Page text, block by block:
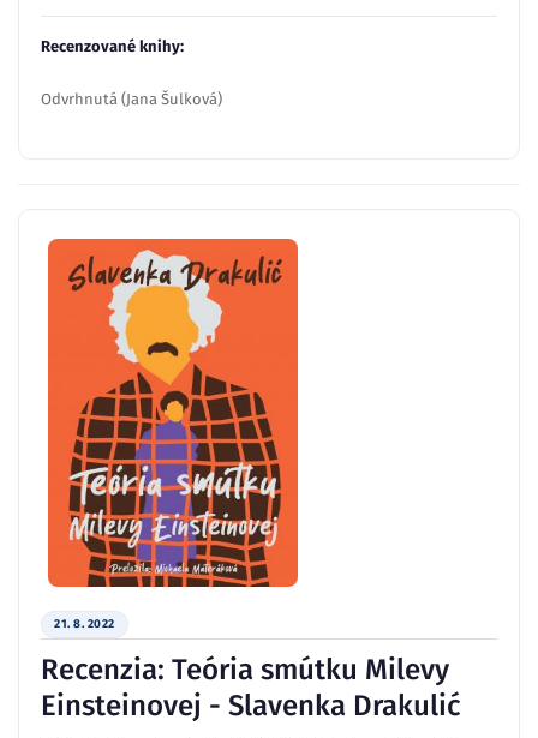
Recenzované knihy:
Odvrhnutá (Jana Šulková)
21. 8. 2022
Recenzia: Teória smútku Milevy
Einsteinovej - Slavenka Drakulić